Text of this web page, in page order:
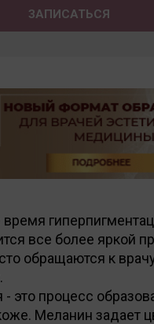
ЗАПИСАТЬСЯ
все более яркой
обращаются к
- это процесс
Меланин задает